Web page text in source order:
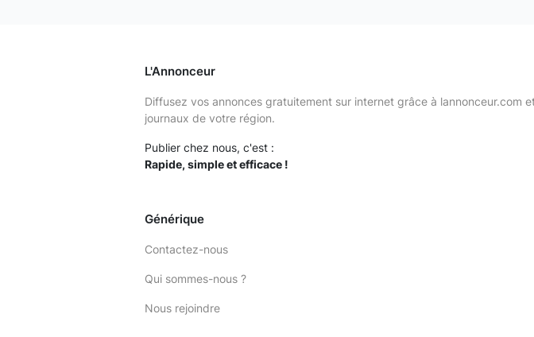
L'Annonceur
Diffusez vos annonces gratuitement sur internet grâce à lannonceur.com
journaux de votre région.
Publier chez nous, c'est :
Rapide, simple et efficace !
Générique
Contactez-nous
Qui sommes-nous ?
Nous rejoindre